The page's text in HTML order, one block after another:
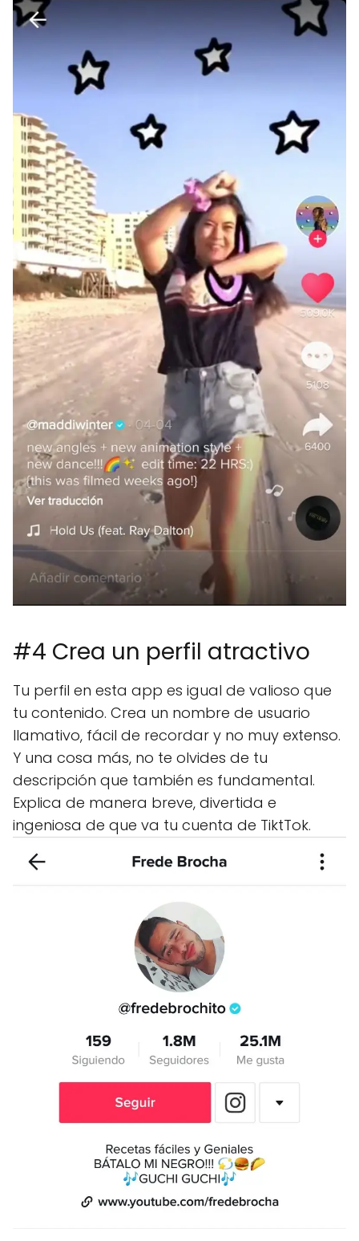
#4 Crea un perfil atractivo
Tu perfil en esta app es igual de valioso que
tu contenido. Crea un nombre de usuario
llamativo, fácil de recordar y no muy extenso.
Y una cosa más, no te olvides de tu
descripción que también es fundamental.
Explica de manera breve, divertida e
ingeniosa de que va tu cuenta de TiktTok.